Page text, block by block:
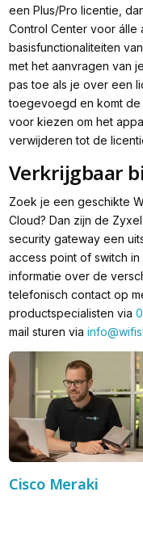
een Plus/Pro licentie,
Control Center voor álle
basisfunctionaliteiten
met het aanvragen van
pas toe als je over een
toegevoegd en komt de
voor kiezen om het
verwijderen tot de
Verkrijgbaar
Zoek je een geschikte
Cloud? Dan zijn de
security gateway een
access point of switch
informatie over de
telefonisch contact op
productspecialisten via
mail sturen via
Cisco Meraki